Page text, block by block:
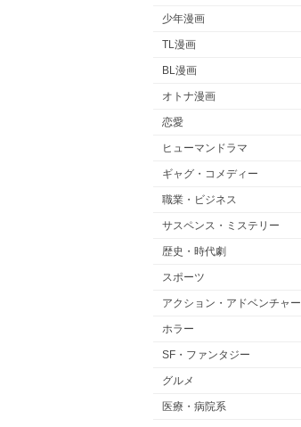
少年漫画
TL漫画
BL漫画
オトナ漫画
恋愛
ヒューマンドラマ
ギャグ・コメディー
職業・ビジネス
サスペンス・ミステリー
歴史・時代劇
スポーツ
アクション・アドベンチャー
ホラー
SF・ファンタジー
グルメ
医療・病院系